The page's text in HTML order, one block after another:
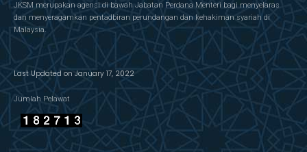
JKSM merupakan agensi di bawah Jabatan Perdana Menteri bagi menyelaras
dan menyeragamkan pentadbiran perundangan dan kehakiman syariah di
Malaysia.
Last Updated on January 17, 2022
Jumlah Pelawat